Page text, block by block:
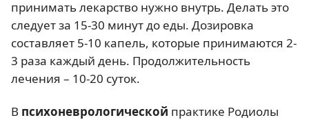
принимать лекарство нужно внутрь. Делать это
следует за 15-30 минут до еды. Дозировка
составляет 5-10 капель, которые принимаются 2-
3 раза каждый день. Продолжительность
лечения – 10-20 суток.
В психоневрологической практике Родиолы